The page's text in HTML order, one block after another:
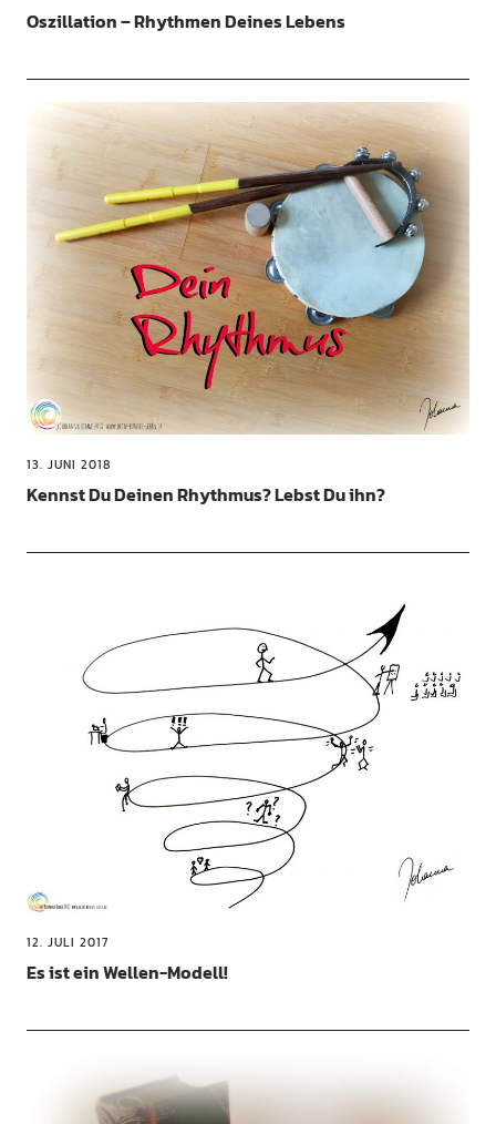
Oszillation – Rhythmen Deines Lebens
13. JUNI 2018
Kennst Du Deinen Rhythmus? Lebst Du ihn?
12. JULI 2017
Es ist ein Wellen-Modell!